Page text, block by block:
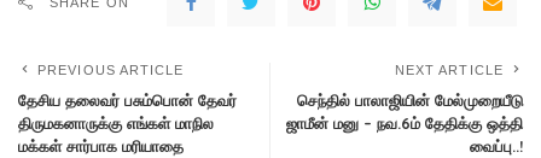
PREVIOUS ARTICLE
தேசிய தலைவர் பசும்பொன் தேவர்
திருமகனாருக்கு எங்கள் மாநில
மக்கள் சார்பாக மரியாதை
NEXT ARTICLE
செந்தில் பாலாஜியின் மேல்முறையீடு
ஜாமீன் மனு – நவ.6ம் தேதிக்கு ஒத்தி
வைப்பு..!